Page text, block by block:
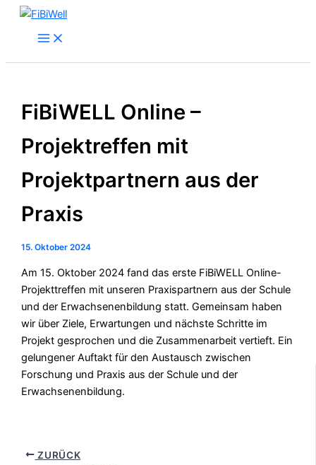
Zum
Main
Menu
FiBiWELL Online –
Projektreffen mit
Projektpartnern aus der
Praxis
15. Oktober 2024
Am 15. Oktober 2024 fand das erste FiBiWELL Online-
Projekttreffen mit unseren Praxispartnern aus der Schule
und der Erwachsenenbildung statt. Gemeinsam haben
wir über Ziele, Erwartungen und nächste Schritte im
Projekt gesprochen und die Zusammenarbeit vertieft. Ein
gelungener Auftakt für den Austausch zwischen
Forschung und Praxis aus der Schule und der
Erwachsenenbildung.
ZURÜCK